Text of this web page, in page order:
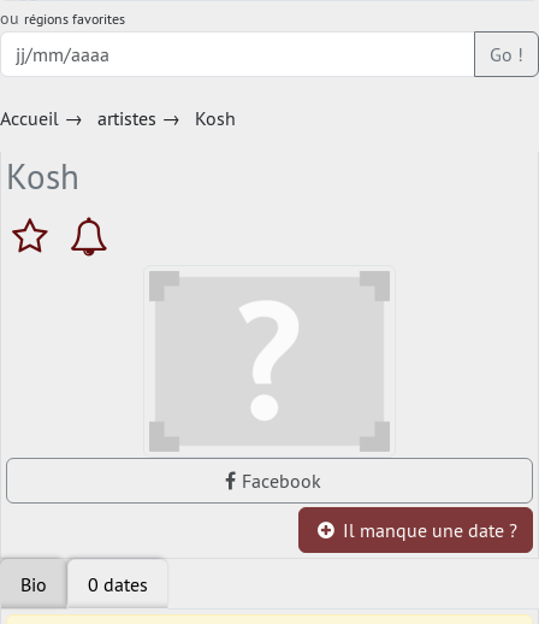
ou régions favorites
Go !
Accueil → artistes → Kosh
Kosh
Facebook
Il manque une date ?
Bio 0 dates